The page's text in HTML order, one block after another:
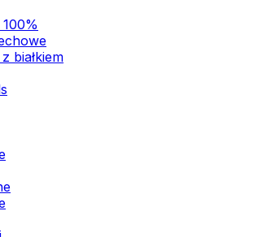
białkiem